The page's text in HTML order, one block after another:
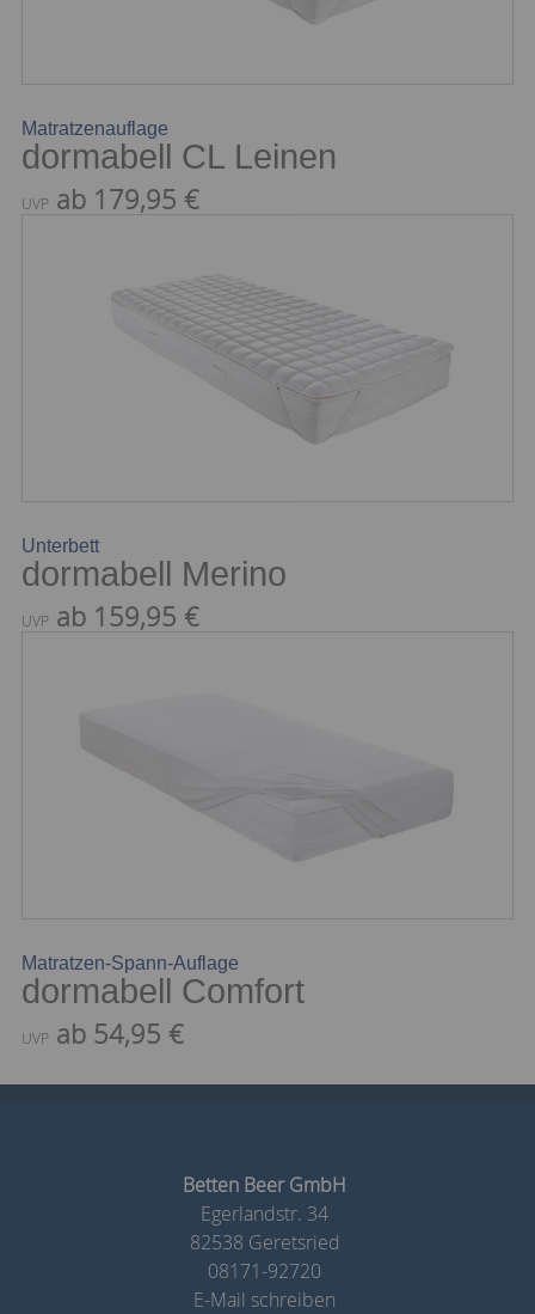
Matratzenauflage
dormabell CL Leinen
UVP ab 179,95 €
Unterbett
dormabell Merino
UVP ab 159,95 €
Matratzen-Spann-Auflage
dormabell Comfort
UVP ab 54,95 €
Betten Beer GmbH
Egerlandstr. 34
82538 Geretsried
08171-92720
E-Mail schreiben